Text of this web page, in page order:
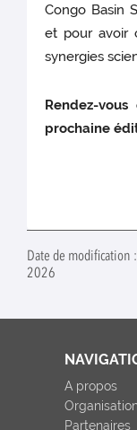
Congo Basin
et pour avoir
synergies
Rendez-
prochaine
Date de
2026
A propos
Partenaires